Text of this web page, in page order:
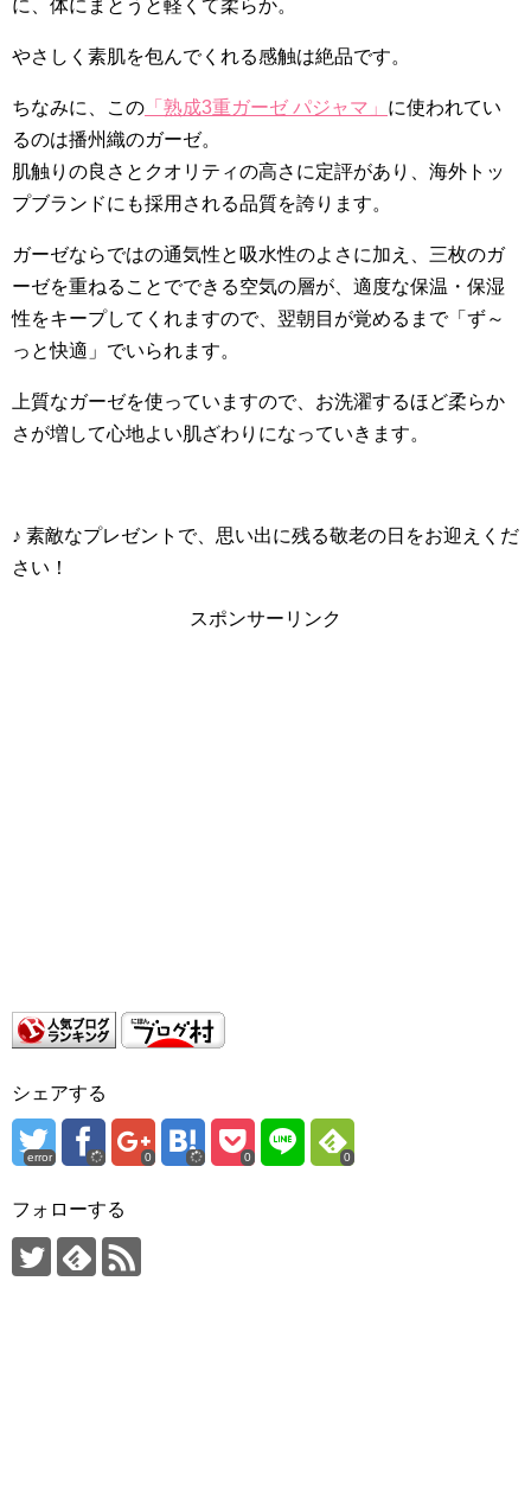
に、体にまとうと軽くて柔らか。
やさしく素肌を包んでくれる感触は絶品です。
ちなみに、この 「熟成3重ガーゼ パジャマ」 に使われてい
るのは播州織のガーゼ。
肌触りの良さとクオリティの高さに定評があり、海外トッ
プブランドにも採用される品質を誇ります。
ガーゼならではの通気性と吸水性のよさに加え、三枚のガ
ーゼを重ねることでできる空気の層が、適度な保温・保湿
性をキープしてくれますので、翌朝目が覚めるまで「ず～
っと快適」でいられます。
上質なガーゼを使っていますので、お洗濯するほど柔らか
さが増して心地よい肌ざわりになっていきます。
♪ 素敵なプレゼントで、思い出に残る敬老の日をお迎えくだ
さい！
スポンサーリンク
シェアする
error 0 0 0
フォローする